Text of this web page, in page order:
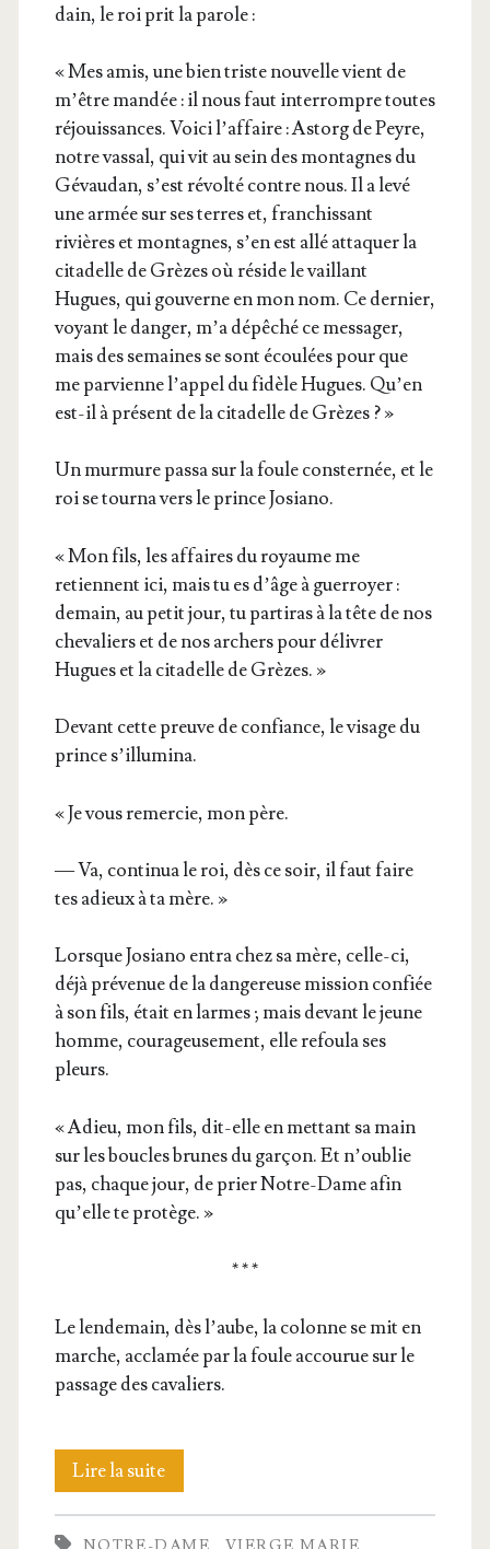
dain, le roi prit la parole :
« Mes amis, une bien triste nou­velle vient de
m’être man­dée : il nous faut inter­rompre toutes
réjouis­sances. Voi­ci l’af­faire : Astorg de Peyre,
notre vas­sal, qui vit au sein des mon­tagnes du
Gévau­dan, s’est révol­té contre nous. Il a levé
une armée sur ses terres et, fran­chis­sant
rivières et mon­tagnes, s’en est allé atta­quer la
cita­delle de Grèzes où réside le vaillant
Hugues, qui gou­verne en mon nom. Ce der­nier,
voyant le dan­ger, m’a dépê­ché ce mes­sa­ger,
mais des semaines se sont écou­lées pour que
me par­vienne l’ap­pel du fidèle Hugues. Qu’en
est-il à pré­sent de la cita­delle de Grèzes ? »
Un mur­mure pas­sa sur la foule conster­née, et le
roi se tour­na vers le prince Josiano.
« Mon fils, les affaires du royaume me
retiennent ici, mais tu es d’âge à guer­royer :
demain, au petit jour, tu par­ti­ras à la tête de nos
che­va­liers et de nos archers pour déli­vrer
Hugues et la cita­delle de Grèzes. »
Devant cette preuve de confiance, le visage du
prince s’illumina.
« Je vous remer­cie, mon père.
— Va, conti­nua le roi, dès ce soir, il faut faire
tes adieux à ta mère. »
Lorsque Josia­no entra chez sa mère, celle-ci,
déjà pré­ve­nue de la dan­ge­reuse mis­sion confiée
à son fils, était en larmes ; mais devant le jeune
homme, cou­ra­geu­se­ment, elle refou­la ses
pleurs.
« Adieu, mon fils, dit-elle en met­tant sa main
sur les boucles brunes du gar­çon. Et n’ou­blie
pas, chaque jour, de prier Notre-Dame afin
qu’elle te protège. »
* * *
Le len­de­main, dès l’aube, la colonne se mit en
marche, accla­mée par la foule accou­rue sur le
pas­sage des cavaliers.
Lire la suiteNotre-
Dame
NOTRE-DAME VIERGE MARIE